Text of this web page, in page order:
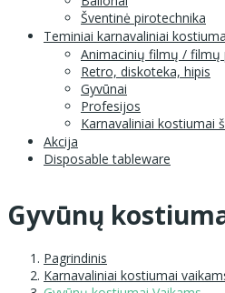
Šventinė pirotechnika
Teminiai karnavaliniai
Animacinių filmų / filmų
Retro, diskoteka, hipis
Gyvūnai
Profesijos
Karnavaliniai kostiumai
Akcija
Disposable tableware
Gyvūnų
Pagrindinis
Karnavaliniai kostiumai